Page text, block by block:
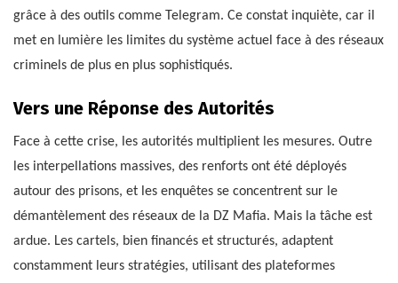
grâce à des outils comme Telegram. Ce constat inquiète, car il
met en lumière les limites du système actuel face à des réseaux
criminels de plus en plus sophistiqués.
Vers une Réponse des Autorités
Face à cette crise, les autorités multiplient les mesures. Outre
les interpellations massives, des renforts ont été déployés
autour des prisons, et les enquêtes se concentrent sur le
démantèlement des réseaux de la DZ Mafia. Mais la tâche est
ardue. Les cartels, bien financés et structurés, adaptent
constamment leurs stratégies, utilisant des plateformes